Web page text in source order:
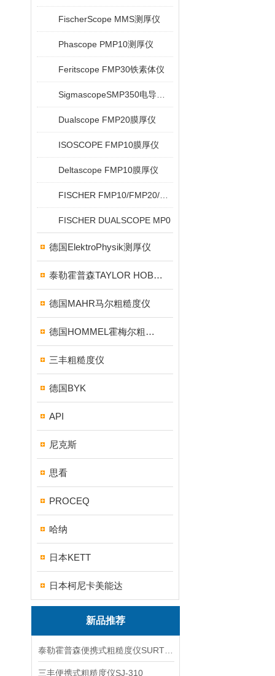
FischerScope MMS测厚仪
Phascope PMP10测厚仪
Feritscope FMP30铁素体仪
Dualscope FMP20膜厚仪
ISOSCOPE FMP10膜厚仪
Deltascope FMP10膜厚仪
FISCHER DUALSCOPE MP0
德国ElektroPhysik测厚仪
泰勒霍普森TAYLOR HOBSON粗糙度仪
德国MAHR马尔粗糙度仪
德国HOMMEL霍梅尔粗糙度仪
三丰粗糙度仪
德国BYK
API
尼克斯
思看
PROCEQ
哈纳
日本KETT
日本柯尼卡美能达
新品推荐
三丰便携式粗糙度仪SJ-310